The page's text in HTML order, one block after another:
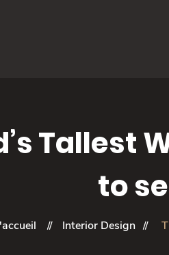
Tallest
to
Interior Design